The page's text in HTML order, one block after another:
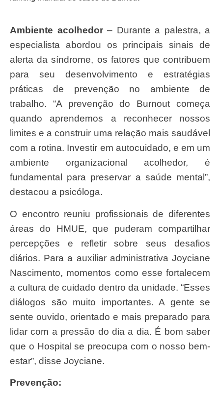
Ambiente acolhedor– Durante a palestra, a
especialista abordou os principais sinais de
alerta da síndrome, os fatores que contribuem
para seu desenvolvimento e estratégias
práticas de prevenção no ambiente de
trabalho. “A prevenção do Burnout começa
quando aprendemos a reconhecer nossos
limites e a construir uma relação mais saudável
com a rotina. Investir em autocuidado, e em um
ambiente organizacional acolhedor, é
fundamental para preservar a saúde mental”,
destacou a psicóloga.
O encontro reuniu profissionais de diferentes
áreas do HMUE, que puderam compartilhar
percepções e refletir sobre seus desafios
diários. Para a auxiliar administrativa Joyciane
Nascimento, momentos como esse fortalecem
a cultura de cuidado dentro da unidade. “Esses
diálogos são muito importantes. A gente se
sente ouvido, orientado e mais preparado para
lidar com a pressão do dia a dia. É bom saber
que o Hospital se preocupa com o nosso bem-
estar”, disse Joyciane.
Prevenção: